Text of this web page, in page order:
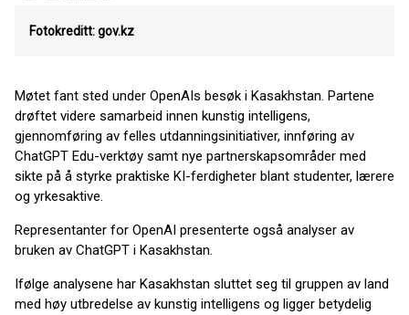
Fotokreditt: gov.kz
Møtet fant sted under OpenAIs besøk i Kasakhstan. Partene
drøftet videre samarbeid innen kunstig intelligens,
gjennomføring av felles utdanningsinitiativer, innføring av
ChatGPT Edu-verktøy samt nye partnerskapsområder med
sikte på å styrke praktiske KI-ferdigheter blant studenter, lærere
og yrkesaktive.
Representanter for OpenAI presenterte også analyser av
bruken av ChatGPT i Kasakhstan.
Ifølge analysene har Kasakhstan sluttet seg til gruppen av land
med høy utbredelse av kunstig intelligens og ligger betydelig